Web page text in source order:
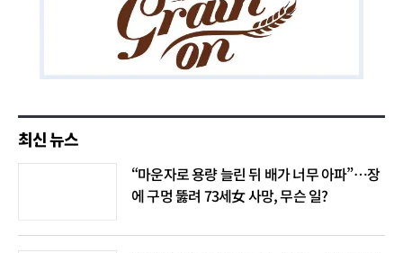
최신 뉴스
“마운자로 용량 늘린 뒤 배가 너무 아파”…장
에 구멍 뚫려 73세女 사망, 무슨 일?